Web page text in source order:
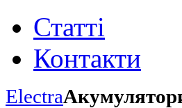
Статті
Контакти
Electra